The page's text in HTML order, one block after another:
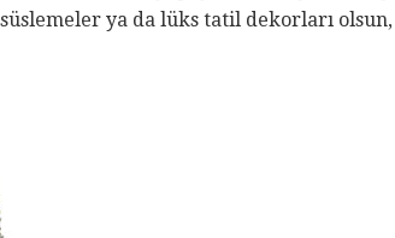
ya da lüks tatil dekorları olsun,